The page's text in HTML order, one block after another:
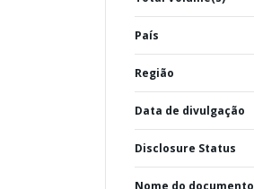
País
Região
Data de divulgação
Disclosure Status
Nome do documento